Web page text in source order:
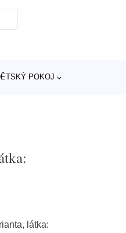
POKOJ
látka: